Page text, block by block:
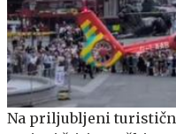
Na priljubljeni